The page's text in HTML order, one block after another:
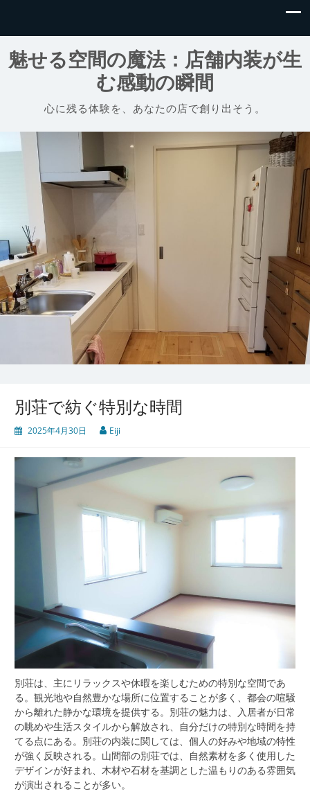
魅せる空間の魔法：店舗内装が生
む感動の瞬間
心に残る体験を、あなたの店で創り出そう。
別荘で紡ぐ特別な時間
2025年4月30日 Eiji
別荘は、主にリラックスや休暇を楽しむための特別な空間であ
る。 観光地や自然豊かな場所に位置することが多く、都会の喧騒
から離れた静かな環境を提供する。別荘の魅力は、入居者が日常
の眺めや生活スタイルから解放され、自分だけの特別な時間を持
てる点にある。別荘の内装に関しては、個人の好みや地域の特性
が強く反映される。山間部の別荘では、自然素材を多く使用した
デザインが好まれ、木材や石材を基調とした温もりのある雰囲気
が演出されることが多い。